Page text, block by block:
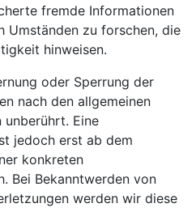
fremde Informationen
Umständen zu forschen, die
hinweisen.
oder Sperrung der
nach den allgemeinen
unberührt. Eine
jedoch erst ab dem
konkreten
Bei Bekanntwerden von
werden wir diese